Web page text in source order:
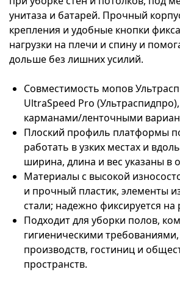
унитаза и батарей. Прочный
крепления и удобные кнопки
нагрузки на плечи и спину и
дольше без лишних усилий.
Совместимость мопов
UltraSpeed Pro
карманами/ленточными
Плоский профиль платформы
работать в узких местах и
ширина, длина и вес указаны в
Материалы с высокой
и прочный пластик, элементы
стали; надежно фиксируется на
Подходит для уборки полов,
гигиеническими
производств, гостиниц и
пространств.